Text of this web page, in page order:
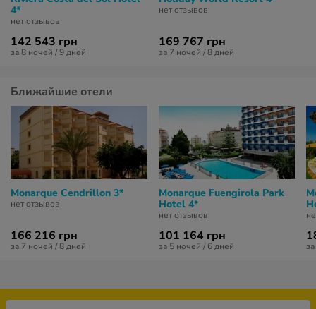
4*
нет отзывов
142 543 грн
за 8 ночей / 9 дней
нет отзывов
169 767 грн
за 7 ночей / 8 дней
Ближайшие отели
Monarque Cendrillon 3*
нет отзывов
166 216 грн
за 7 ночей / 8 дней
Monarque Fuengirola Park
Hotel 4*
нет отзывов
101 164 грн
за 5 ночей / 6 дней